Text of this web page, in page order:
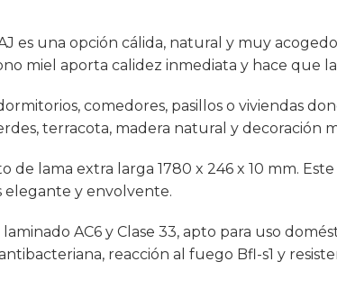
es una opción cálida, natural y muy
miel aporta calidez inmediata y hace que
comedores, pasillos o viviendas
terracota, madera natural y decoración
de lama extra larga 1780 x 246 x 10 mm.
elegante y envolvente.
AC6 y Clase 33, apto para uso
reacción al fuego Bfl-s1 y